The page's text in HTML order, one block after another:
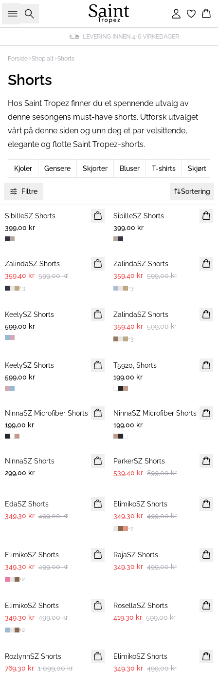
Søk Logg inn
LEVERING INNEN 4-6 VIRKEDAGER
Forside Shop alt Shorts
Shorts
Hos Saint Tropez finner du et spennende utvalg av
denne sesongens must-have shorts. Utforsk utvalget
vårt på denne siden og unn deg et par velsittende,
elegante og flotte Saint Tropez-shorts.
Kjoler Gensere Skjorter Bluser T-shirts Skjørt
Filtre Sortering
NYHET
SibilleSZ Shorts
399,00 kr
NYHET
SibilleSZ Shorts
399,00 kr
-40%
ZalindaSZ Shorts
359,40 kr 599,00 kr
+3
-40%
ZalindaSZ Shorts
359,40 kr 599,00 kr
+3
KeelySZ Shorts
599,00 kr
ZalindaSZ Shorts
359,40 kr 599,00 kr
+3
KeelySZ Shorts
599,00 kr
T5920, Shorts
199,00 kr
NinnaSZ Microfiber Shorts
199,00 kr
NinnaSZ Microfiber Shorts
199,00 kr
NinnaSZ Shorts
299,00 kr
-40%
ParkerSZ Shorts
539,40 kr 899,00 kr
EdaSZ Shorts
349,30 kr 499,00 kr
ElimikoSZ Shorts
349,30 kr 499,00 kr
+2
ElimikoSZ Shorts
349,30 kr 499,00 kr
+2
RajaSZ Shorts
349,30 kr 499,00 kr
ElimikoSZ Shorts
349,30 kr 499,00 kr
+2
RosellaSZ Shorts
419,30 kr 599,00 kr
RozlynnSZ Shorts
769,30 kr 1 099,00 kr
ElimikoSZ Shorts
349,30 kr 499,00 kr